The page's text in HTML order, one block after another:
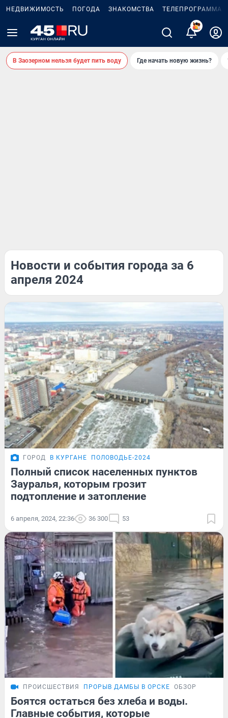
НЕДВИЖИМОСТЬ ПОГОДА ЗНАКОМСТВА ТЕЛЕПРОГРАММА
В Заозерном нельзя будет пить воду Где начать новую жизнь?
Новости и события города за 6
апреля 2024
ГОРОД В КУРГАНЕ ПОЛОВОДЬЕ-2024
Полный список населенных пунктов
Зауралья, которым грозит
подтопление и затопление
6 апреля, 2024, 22:36 36 300 53
ПРОИСШЕСТВИЯ ПРОРЫВ ДАМБЫ В ОРСКЕ ОБЗОР
Боятся остаться без хлеба и воды.
Главные события, которые